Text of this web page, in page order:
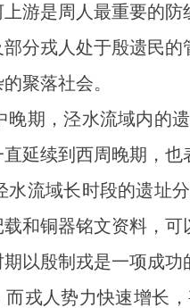
游是周人最重要的
分戎人处于殷遗民
聚落社会。
，泾水流域内的遗
延续到西周晚期，
域长时段的遗址分
和铜器铭文资料，
以殷制戎是一项成
而戎人势力快速增长